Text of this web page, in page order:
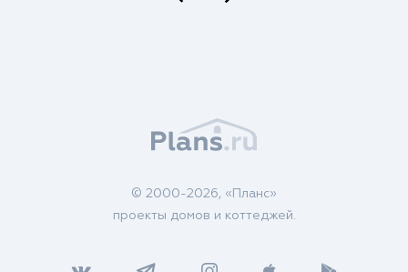
© 2000-2026, «Планс»
проекты домов и коттеджей.